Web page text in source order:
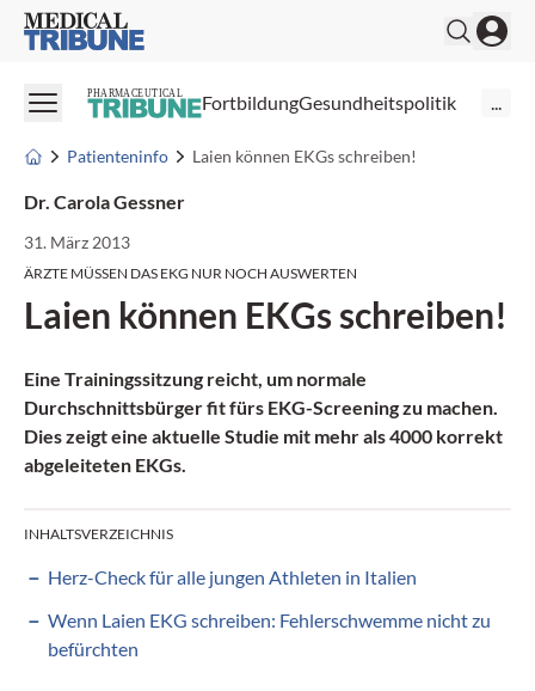
Medical Tribune
PHARMACEUTICAL FortbildungGesundheitspolitik ...
Patienteninfo Laien können EKGs schreiben!
Dr. Carola Gessner
31. März 2013
ÄRZTE MÜSSEN DAS EKG NUR NOCH AUSWERTEN
Laien können EKGs schreiben!
Eine Trainingssitzung reicht, um normale
Durchschnittsbürger fit fürs EKG-Screening zu machen.
Dies zeigt eine aktuelle Studie mit mehr als 4000 korrekt
abgeleiteten EKGs.
INHALTSVERZEICHNIS
Herz-Check für alle jungen Athleten in Italien
Wenn Laien EKG schreiben: Fehlerschwemme nicht zu
befürchten